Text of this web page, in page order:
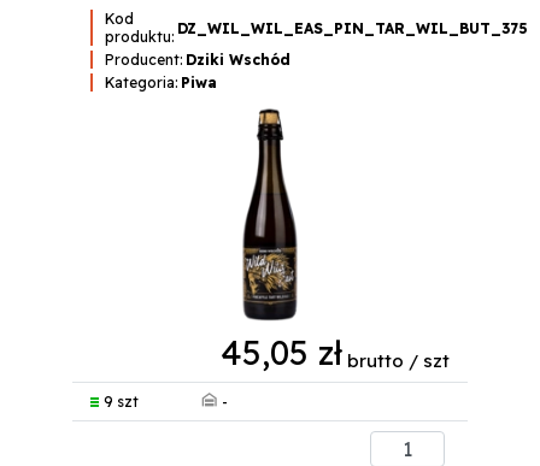
Kod
produktu: DZ_WIL_WIL_EAS_PIN_TAR_WIL_BUT_375
Producent: Dziki Wschód
Kategoria: Piwa
45,05 zł brutto / szt
9 szt -